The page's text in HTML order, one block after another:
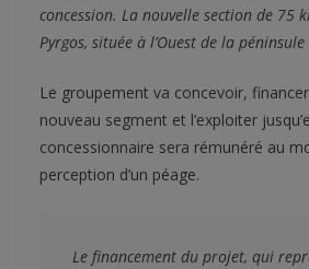
concession. La nouvelle section de 75
Pyrgos, située à l’Ouest de la
Le groupement va concevoir,
nouveau segment et l’exploiter
concessionnaire sera rémunéré au
perception d’un péage.
Le financement du projet, qui